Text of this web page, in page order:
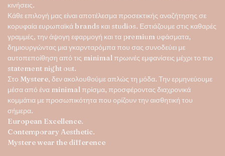
κινήσεις.
Κάθε επιλογή μας είναι αποτέλεσμα προσεκτικής αναζήτησης σε
κορυφαία ευρωπαϊκά brands και studios. Εστιάζουμε στις καθαρές
γραμμές, την άψογη εφαρμογή και τα premium υφάσματα,
δημιουργώντας μια γκαρνταρόμπα που σας συνοδεύει με
αυτοπεποίθηση από τις minimal πρωινές εμφανίσεις μέχρι το πιο
statement night out.
Στο Mystere, δεν ακολουθούμε απλώς τη μόδα. Την ερμηνεύουμε
μέσα από ένα minimal πρίσμα, προσφέροντας διαχρονικά
κομμάτια με προσωπικότητα που ορίζουν την αισθητική του
σήμερα.
European Excellence.
Contemporary Aesthetic.
Mystere wear the difference